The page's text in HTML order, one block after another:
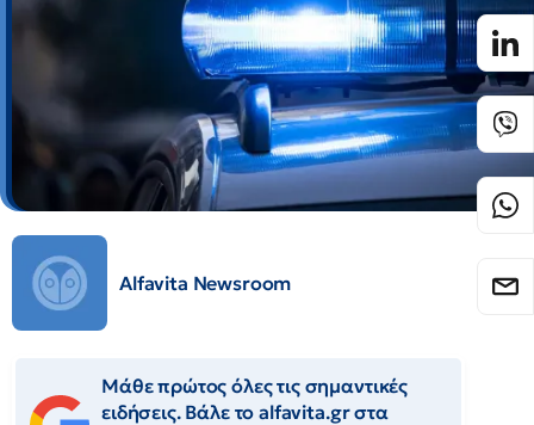
Alfavita Newsroom
Μάθε πρώτος όλες τις σημαντικές
ειδήσεις. Βάλε το alfavita.gr στα